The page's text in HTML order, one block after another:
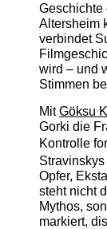
Geschichte
Altersheim
verbindet
wird – und
Stimmen
MitGöksu
Gorki die
Kontrolle
Opfer,
steht nicht
Mythos,
markiert,